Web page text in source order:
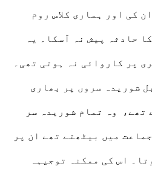
کی اور ہماری کلاس روم
حادثہ پیش نہ آسکا۔ یہ
پر کاروائی نہ ہوتی تھی۔
شوریدہ سروں پر بھاری
تھے، وہ تمام شوریدہ سر
میں بیٹھتے تھے ان پر
اس کی ممکنہ توجیہہ